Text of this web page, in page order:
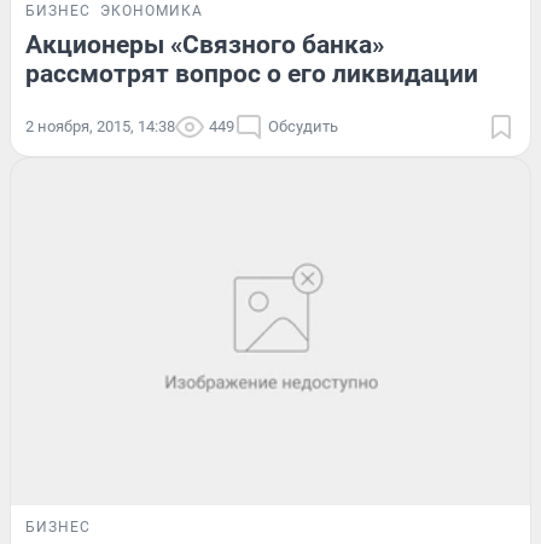
БИЗНЕС ЭКОНОМИКА
Акционеры «Связного банка»
рассмотрят вопрос о его ликвидации
2 ноября, 2015, 14:38 449 Обсудить
БИЗНЕС